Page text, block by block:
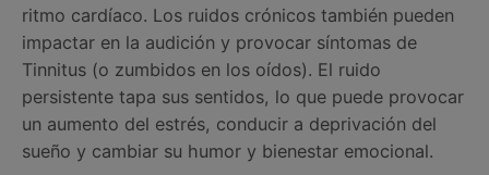
ritmo cardíaco. Los ruidos crónicos también pueden
impactar en la audición y provocar síntomas de
Tinnitus (o zumbidos en los oídos). El ruido
persistente tapa sus sentidos, lo que puede provocar
un aumento del estrés, conducir a deprivación del
sueño y cambiar su humor y bienestar emocional.